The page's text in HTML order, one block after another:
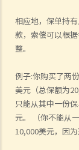
相应地，保单持
款，索偿可以根
整。
例子:你购买了两
美元（总保额为
只能从其中一份
元。 （你不能从
10,000美元，因